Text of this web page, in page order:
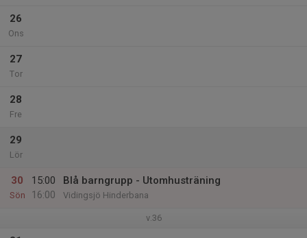
26
Ons
27
Tor
28
Fre
29
Lör
30
Sön
15:00
16:00
Blå barngrupp - Utomhusträning
Vidingsjö Hinderbana
v.36